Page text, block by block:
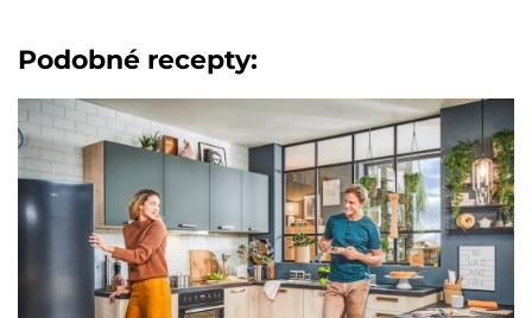
Podobné recepty: